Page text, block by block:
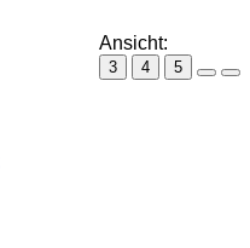
Ansicht:
3 4 5